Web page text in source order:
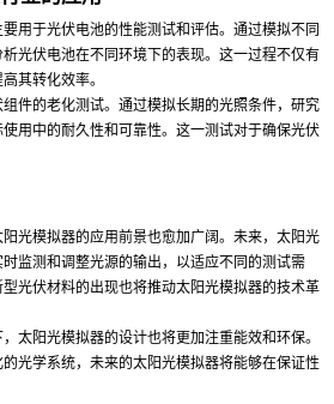
用于光伏电池的性能测试和评估。通过模拟不同
光伏电池在不同环境下的表现。这一过程不仅有
其转化效率。
件的老化测试。通过模拟长期的光照条件，研究
用中的耐久性和可靠性。这一测试对于确保光伏
光模拟器的应用前景也愈加广阔。未来，太阳光
监测和调整光源的输出，以适应不同的测试需
光伏材料的出现也将推动太阳光模拟器的技术革
太阳光模拟器的设计也将更加注重能效和环保。
光学系统，未来的太阳光模拟器将能够在保证性